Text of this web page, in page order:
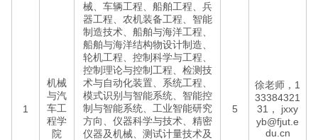
1
机械
与汽
车工
程学
院
械、车辆工程、船舶工程、兵
器工程、农机装备工程、智能
制造技术、船舶与海洋工程、
船舶与海洋结构物设计制造、
轮机工程、控制科学与工程、
控制理论与控制工程、检测技
术与自动化装置、系统工程、
模式识别与智能系统、智能控
制与智能系统、工业智能研究
方向、仪器科学与技术、精密
仪器及机械、测试计量技术及
5
徐老师，1
33384321
31，
jxxy
yb@fjut.e
du.cn